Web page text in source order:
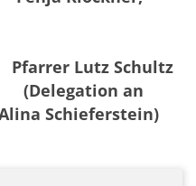
Lutz Schultz
an
Schieferstein)